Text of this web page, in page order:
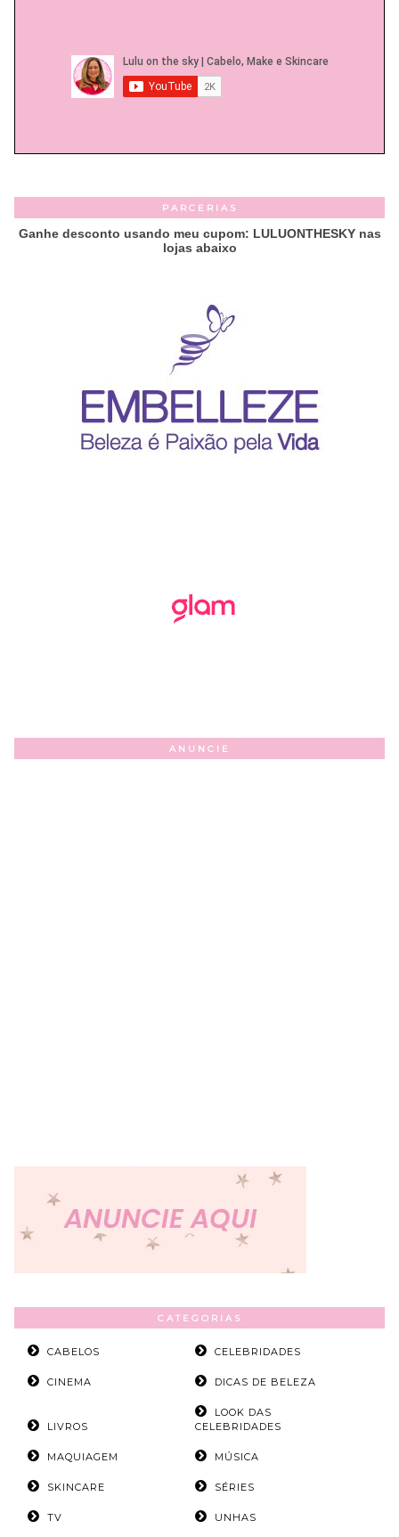
PARCERIAS
Ganhe desconto usando meu cupom: LULUONTHESKY nas
lojas abaixo
ANUNCIE
CATEGORIAS
CABELOS CELEBRIDADES
CINEMA DICAS DE BELEZA
LIVROS
LOOK DAS
CELEBRIDADES
MAQUIAGEM MÚSICA
SKINCARE SÉRIES
TV UNHAS